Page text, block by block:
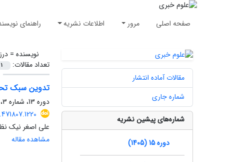
صفحه اصلی مرور اطلاعات نشریه راهنمای
نویسنده =
تعداد مقالات:
1
تدوین سبک
دوره 13، شماره 3، پاییز 1403
علی اصغر نیک
مشاهده مقاله
مقالات آماده انتشار
شماره جاری
شماره‌های پیشین نشریه
دوره 15 (1405)